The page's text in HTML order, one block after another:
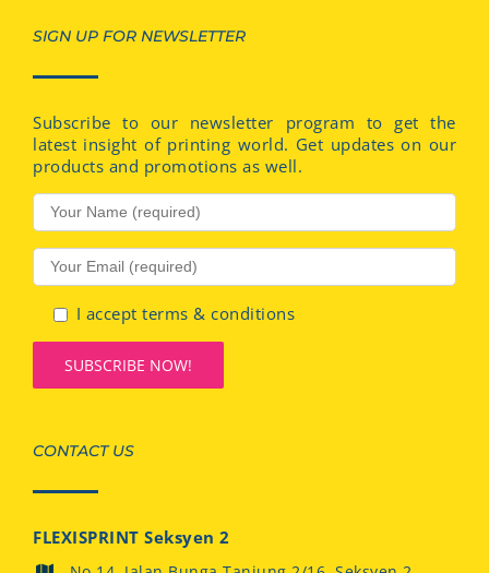
SIGN UP FOR NEWSLETTER
Subscribe to our newsletter program to get the
latest insight of printing world. Get updates on our
products and promotions as well.
I accept terms & conditions
CONTACT US
FLEXISPRINT Seksyen 2